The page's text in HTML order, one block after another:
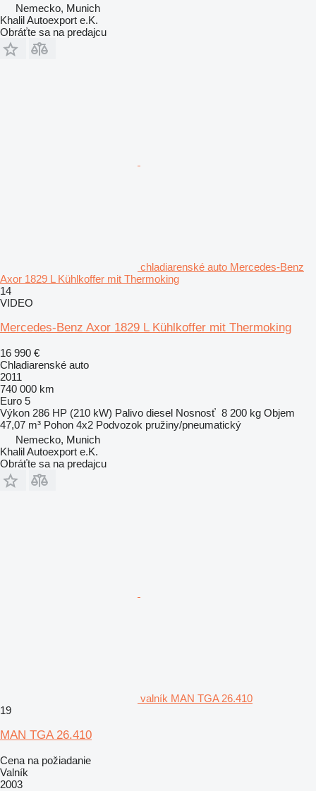
Nemecko, Munich
Khalil Autoexport e.K.
Obráťte sa na predajcu
chladiarenské auto Mercedes-Benz
Axor 1829 L Kühlkoffer mit Thermoking
14
VIDEO
Mercedes-Benz Axor 1829 L Kühlkoffer mit Thermoking
16 990 €
Chladiarenské auto
2011
740 000 km
Euro 5
Výkon 286 HP (210 kW) Palivo diesel Nosnosť 8 200 kg Objem
47,07 m³ Pohon 4x2 Podvozok pružiny/pneumatický
Nemecko, Munich
Khalil Autoexport e.K.
Obráťte sa na predajcu
valník MAN TGA 26.410
19
MAN TGA 26.410
Cena na požiadanie
Valník
2003